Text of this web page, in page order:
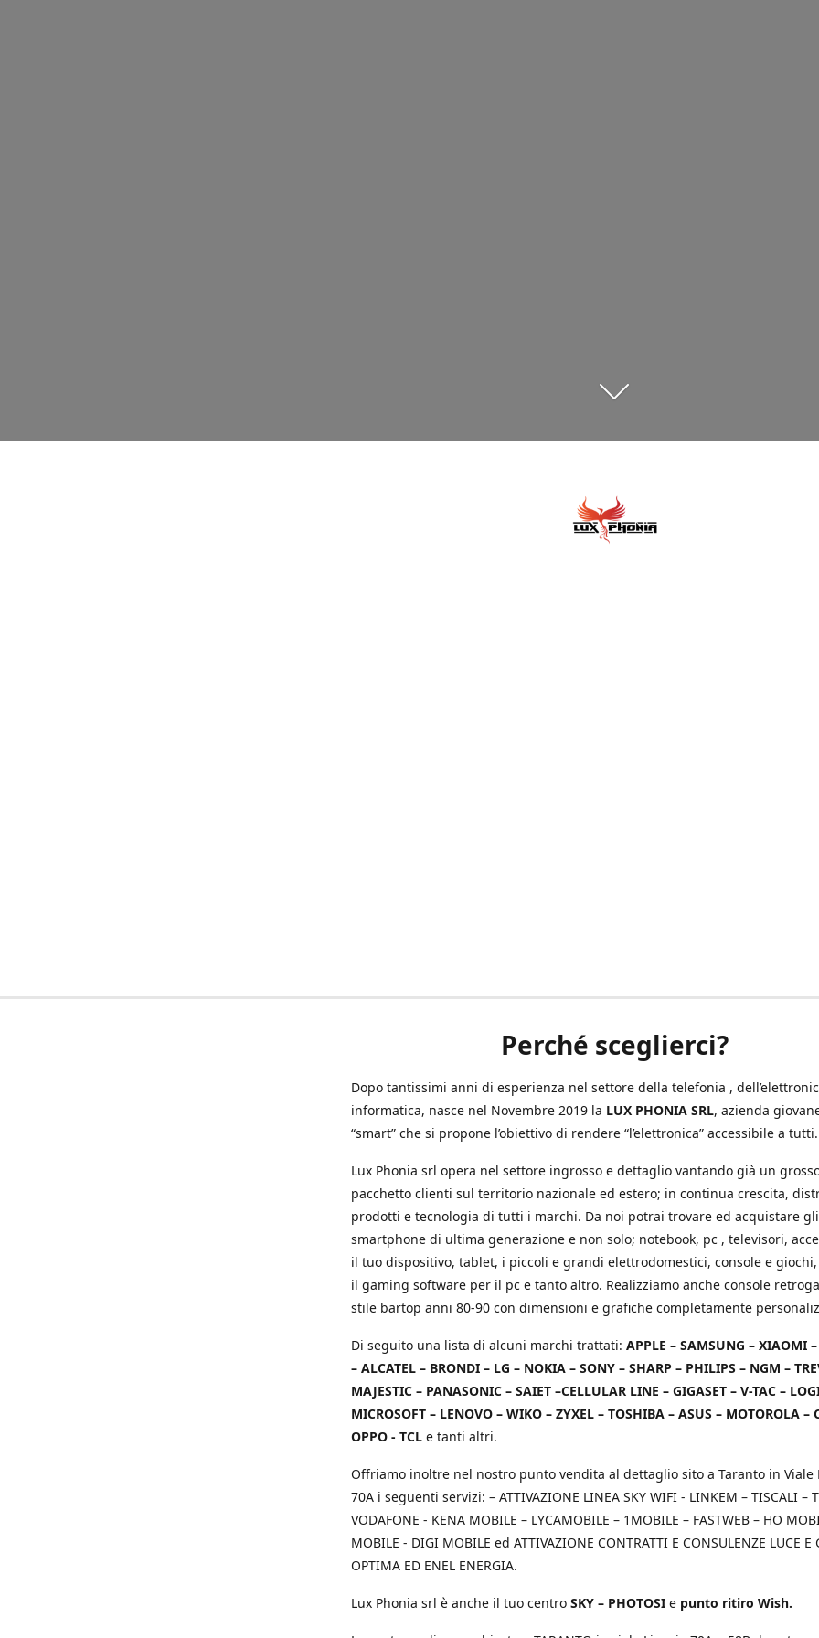
Perché sceglierci?
Dopo tantissimi anni di esperienza nel settore della telefonia ,
informatica, nasce nel Novembre 2019 la LUX PHONIA SRL, azienda
“smart” che si propone l’obiettivo di rendere “l’elettronica” accessibile a tutti.
Lux Phonia srl opera nel settore ingrosso e dettaglio vantando già un
pacchetto clienti sul territorio nazionale ed estero; in continua crescita,
prodotti e tecnologia di tutti i marchi. Da noi potrai trovare ed acquistare gli
smartphone di ultima generazione e non solo; notebook, pc , televisori,
il tuo dispositivo, tablet, i piccoli e grandi elettrodomestici, console e
il gaming software per il pc e tanto altro. Realizziamo anche console
stile bartop anni 80-90 con dimensioni e grafiche completamente
Di seguito una lista di alcuni marchi trattati: APPLE – SAMSUNG – XIAOMI
– ALCATEL – BRONDI – LG – NOKIA – SONY – SHARP – PHILIPS – NGM –
MAJESTIC – PANASONIC – SAIET –CELLULAR LINE – GIGASET – V-TAC –
MICROSOFT – LENOVO – WIKO – ZYXEL – TOSHIBA – ASUS – MOTOROLA –
OPPO - TCL e tanti altri.
Offriamo inoltre nel nostro punto vendita al dettaglio sito a Taranto in Viale
70A i seguenti servizi: – ATTIVAZIONE LINEA SKY WIFI - LINKEM – TISCALI –
VODAFONE - KENA MOBILE – LYCAMOBILE – 1MOBILE – FASTWEB – HO
MOBILE - DIGI MOBILE ed ATTIVAZIONE CONTRATTI E CONSULENZE LUCE E
OPTIMA ED ENEL ENERGIA.
Lux Phonia srl è anche il tuo centro SKY – PHOTOSI e punto ritiro Wish.